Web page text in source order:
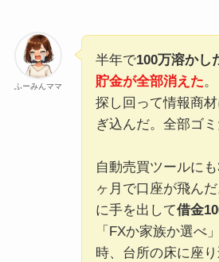
ふーみんママ
半年で100万溶かし
貯金が全部消えた
探し回って情報商
ぎ込んだ。全部ゴミ
自動売買ツールに
ヶ月で口座が飛ん
に手を出して借金
「FXか家族か選べ
時、台所の床に座